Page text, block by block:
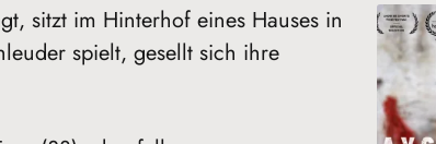
sitzt im Hinterhof eines Hauses in
spielt, gesellt sich ihre